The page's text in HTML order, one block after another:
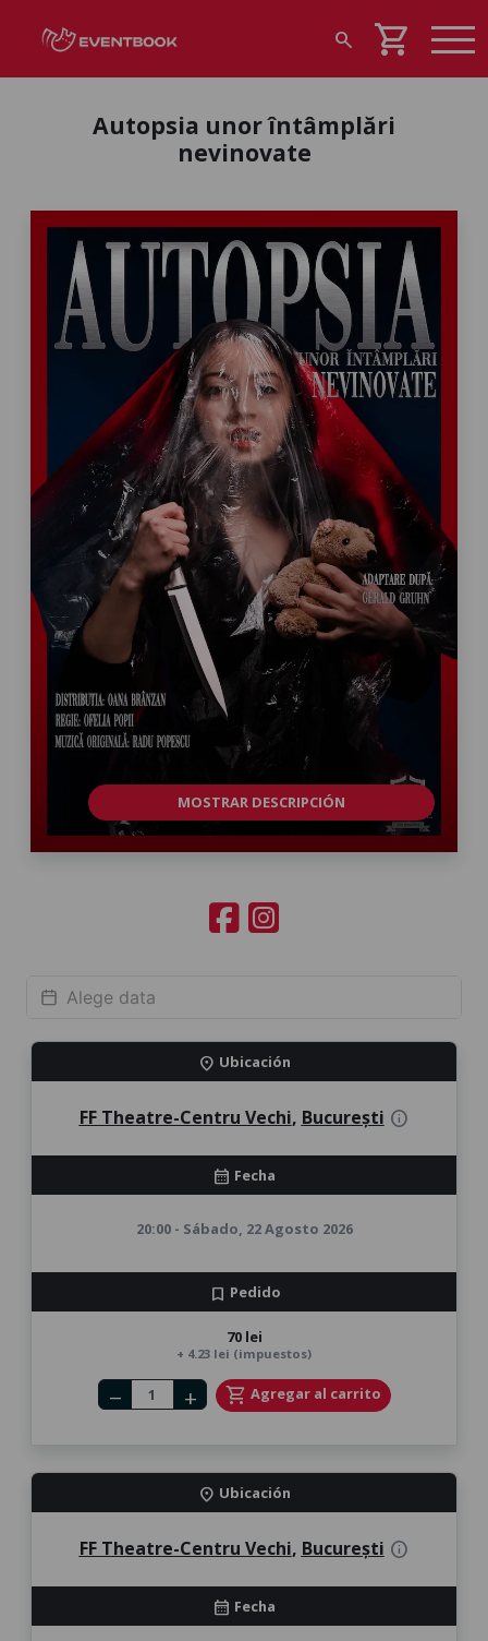
search shopping_cart
Autopsia unor întâmplări
nevinovate
MOSTRAR DESCRIPCIÓN
location_on Ubicación
FF Theatre-Centru Vechi, București info
calendar_month Fecha
20:00 - Sábado, 22 Agosto 2026
bookmark Pedido
70 lei
+ 4.23 lei (impuestos)
Number of tickets
remove add shopping_cart Agregar al carrito
location_on Ubicación
FF Theatre-Centru Vechi, București info
calendar_month Fecha